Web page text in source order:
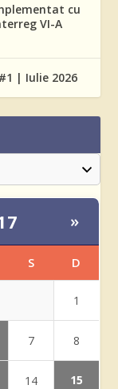
cu
VI-A
#1 | Iulie 2026
»
S D
1
7 8
14 15